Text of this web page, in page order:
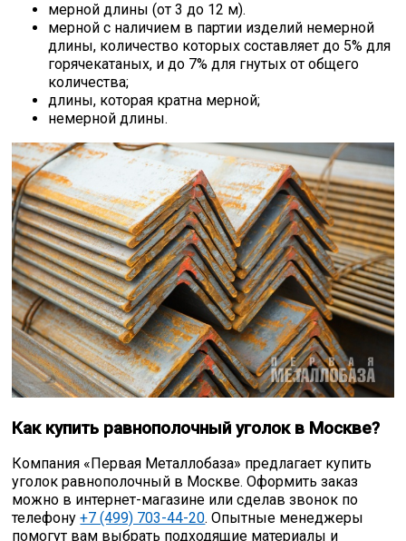
мерной длины (от 3 до 12 м).
мерной с наличием в партии изделий немерной
длины, количество которых составляет до 5% для
горячекатаных, и до 7% для гнутых от общего
количества;
длины, которая кратна мерной;
немерной длины.
Как купить равнополочный уголок в Москве?
Компания «Первая Металлобаза» предлагает купить
уголок равнополочный в Москве. Оформить заказ
можно в интернет-магазине или сделав звонок по
телефону+7 (499) 703-44-20. Опытные менеджеры
помогут вам выбрать подходящие материалы и